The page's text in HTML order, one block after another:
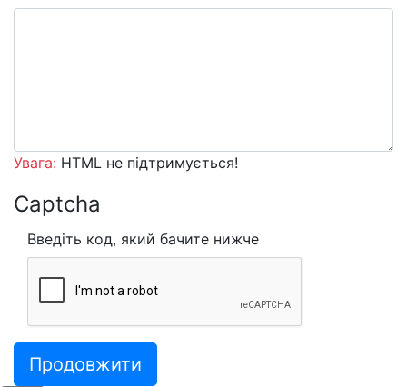
Увага: HTML не підтримується!
Captcha
Введіть код, який бачите нижче
Продовжити